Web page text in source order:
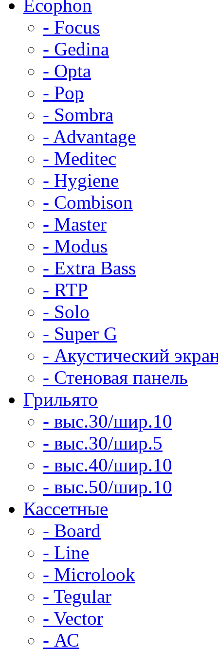
Ecophon
- Focus
- Gedina
- Opta
- Pop
- Sombra
- Advantage
- Meditec
- Hygiene
- Combison
- Master
- Modus
- Extra Bass
- RTP
- Solo
- Super G
- Акустический
- Стеновая панель
Грильято
- выс.30/шир.10
- выс.30/шир.5
- выс.40/шир.10
- выс.50/шир.10
Кассетные
- Board
- Line
- Microlook
- Tegular
- Vector
- АС